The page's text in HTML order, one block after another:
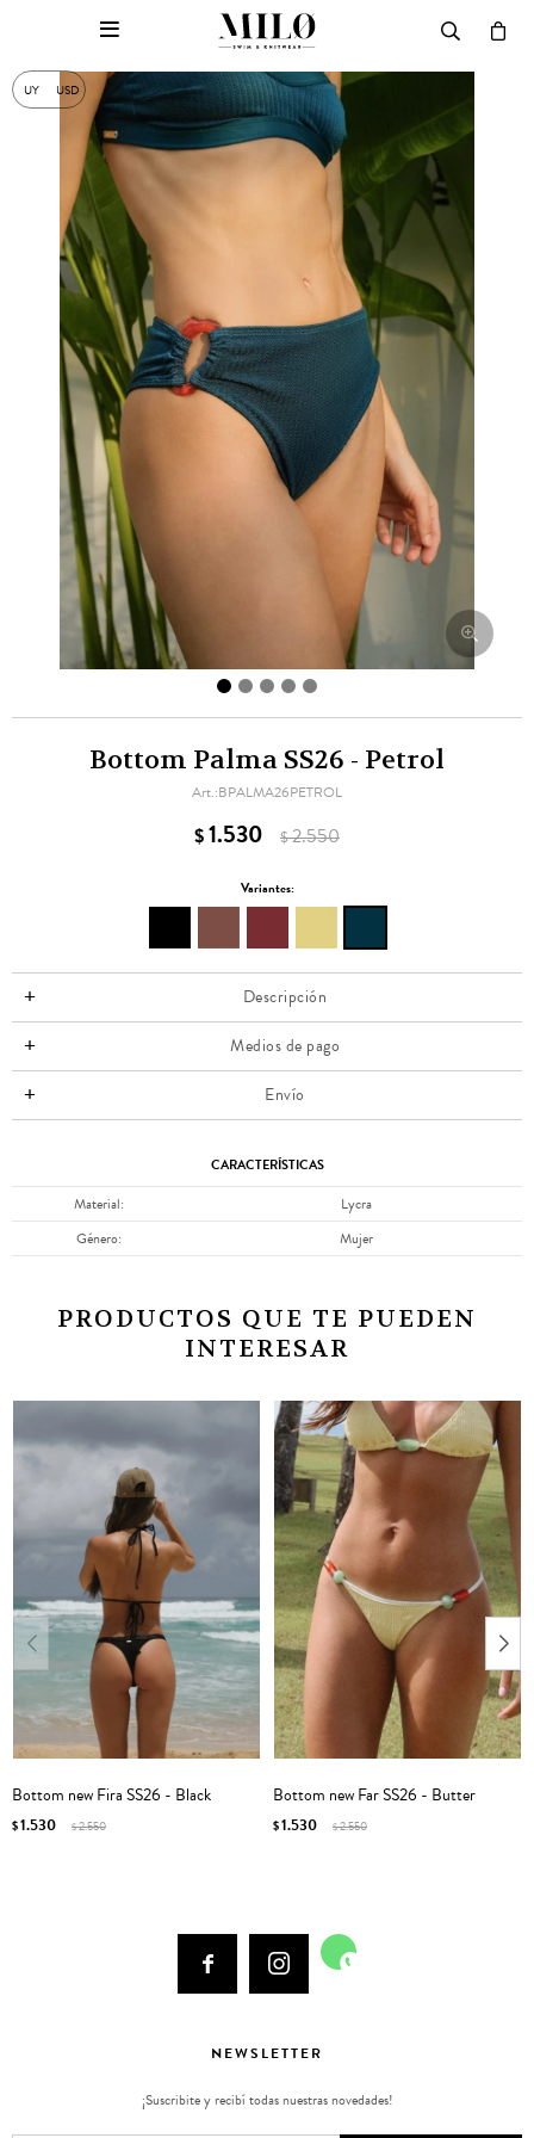
UY USD

Bottom Palma SS26 - Petrol
BPALMA26PETROL
$1.530 $2.550
Variantes:
Descripción
Medios de pago
Envío
CARACTERÍSTICAS
Material
Lycra
Género
Mujer
PRODUCTOS QUE TE PUEDEN
INTERESAR
Bottom new Fira SS26 - Black
$1.530 $2.550
Bottom new Far SS26 - Butter
$1.530 $2.550
  
NEWSLETTER
¡Suscribite y recibí todas nuestras novedades!